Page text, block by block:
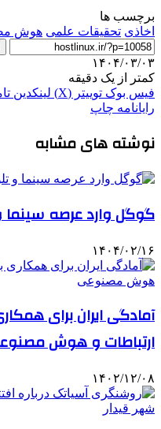
برچسب ها
اخاذی تحقیقات علمی هوش
۱۴۰۴/۰۳/۰۳
کمتر از یک دقیقه
فیس بوک توییتر (X) لینکدین
رایانامه چاپ
نوشته های مشابه
گوگل وارد عرصه
۱۴۰۴/۰۲/۱۶
آمادگی ایران برای
ارتباطات و هوش
۱۴۰۲/۱۲/۰۸